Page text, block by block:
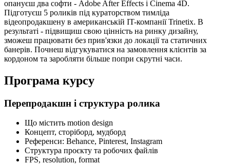
опануєш два софти - Adobe After Effects і Cinema 4D.
Підготуєш 5 роликів під кураторством тимліда
відеопродакшену в американській IT-компанії Trinetix. В
результаті - підвищиш свою цінність на ринку дизайну,
зможеш працювати без прив'язки до локації та статичних
банерів. Почнеш відгукуватися на замовлення клієнтів за
кордоном та заробляти більше попри скрутні часи.
Програма курсу
Перепродакшн і структура ролика
Що містить motion design
Концепт, сторіборд, мудборд
Референси: Behance, Pinterest, Instagram
Структура проєкту та робочих файлів
FPS, resolution, format